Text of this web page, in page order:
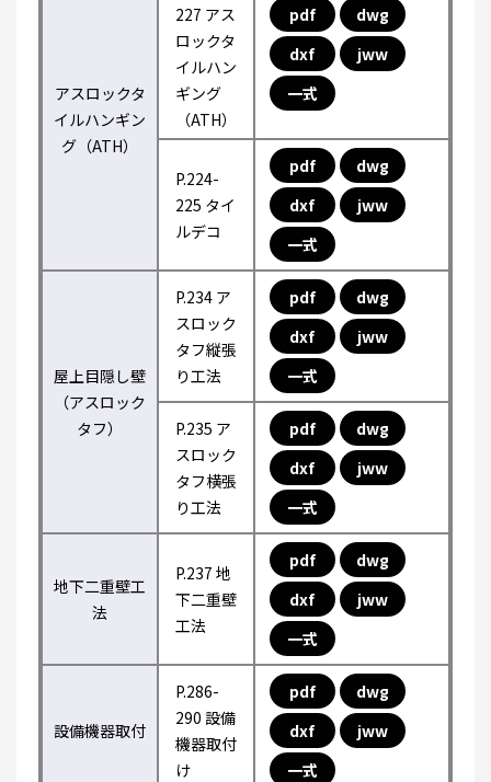
アスロックタ
イルハンギン
グ（ATH）
227 アス
ロックタ
イルハン
ギング
（ATH）
pdf
dwg
dxf
jww
一式
P.224-
225 タイ
ルデコ
pdf
dwg
dxf
jww
一式
屋上目隠し壁
（アスロック
タフ）
P.234 ア
スロック
タフ縦張
り工法
pdf
dwg
dxf
jww
一式
P.235 ア
スロック
タフ横張
り工法
pdf
dwg
dxf
jww
一式
地下二重壁工
法
P.237 地
下二重壁
工法
pdf
dwg
dxf
jww
一式
設備機器取付
P.286-
290 設備
機器取付
け
pdf
dwg
dxf
jww
一式